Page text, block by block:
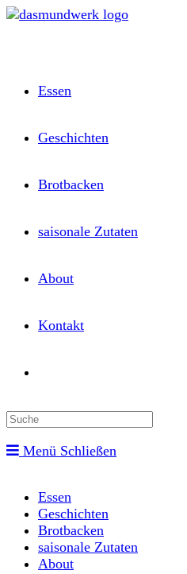
Zum
Essen
Geschichten
Brotbacken
saisonale Zutaten
About
Kontakt
website
Menü Schließen
Essen
Geschichten
Brotbacken
saisonale Zutaten
About